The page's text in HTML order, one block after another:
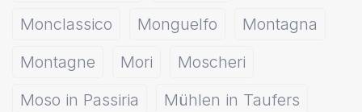
Monclassico
Monguelfo
Montagna
Montagne
Mori
Moscheri
Moso in Passiria
Mühlen in Taufers